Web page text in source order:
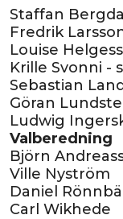
Staffan
Fredrik
Louise
Krille Svonni -
Sebastian
Göran
Ludwig
Valberedning
Björn
Ville Nyström
Daniel
Carl Wikhede